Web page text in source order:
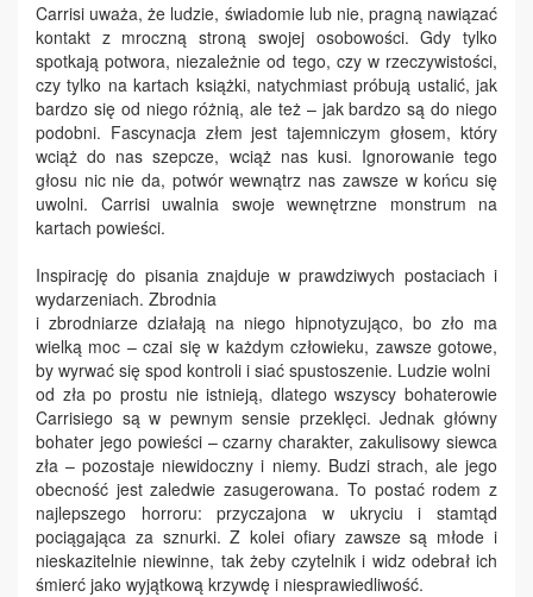
Carrisi uważa, że ludzie, świadomie lub nie, pragną nawiązać
kontakt z mroczną stroną swojej osobowości. Gdy tylko
spotkają potwora, niezależnie od tego, czy w rzeczywistości,
czy tylko na kartach książki, natychmiast próbują ustalić, jak
bardzo się od niego różnią, ale też – jak bardzo są do niego
podobni. Fascynacja złem jest tajemniczym głosem, który
wciąż do nas szepcze, wciąż nas kusi. Ignorowanie tego
głosu nic nie da, potwór wewnątrz nas zawsze w końcu się
uwolni. Carrisi uwalnia swoje wewnętrzne monstrum na
kartach powieści.
Inspirację do pisania znajduje w prawdziwych postaciach i
wydarzeniach. Zbrodnia
i zbrodniarze działają na niego hipnotyzująco, bo zło ma
wielką moc – czai się w każdym człowieku, zawsze gotowe,
by wyrwać się spod kontroli i siać spustoszenie. Ludzie wolni
od zła po prostu nie istnieją, dlatego wszyscy bohaterowie
Carrisiego są w pewnym sensie przeklęci. Jednak główny
bohater jego powieści – czarny charakter, zakulisowy siewca
zła – pozostaje niewidoczny i niemy. Budzi strach, ale jego
obecność jest zaledwie zasugerowana. To postać rodem z
najlepszego horroru: przyczajona w ukryciu i stamtąd
pociągająca za sznurki. Z kolei ofiary zawsze są młode i
nieskazitelnie niewinne, tak żeby czytelnik i widz odebrał ich
śmierć jako wyjątkową krzywdę i niesprawiedliwość.